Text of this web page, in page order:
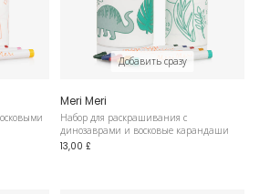
Добавить сразу
Meri Meri
Набор для раскрашивания с
динозаврами и восковые карандаши
13,00 £